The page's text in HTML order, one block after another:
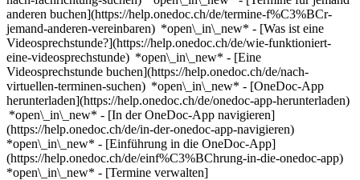
anderen buchen](https://help.onedoc.ch/de/termine-f%C3%BCr-
jemand-anderen-vereinbaren) *open\_in\_new* - [Was ist eine
Videosprechstunde?](https://help.onedoc.ch/de/wie-funktioniert-
eine-videosprechstunde) *open\_in\_new* - [Eine
Videosprechstunde buchen](https://help.onedoc.ch/de/nach-
virtuellen-terminen-suchen) *open\_in\_new* - [OneDoc-App
herunterladen](https://help.onedoc.ch/de/onedoc-app-herunterladen)
*open\_in\_new* - [In der OneDoc-App navigieren]
(https://help.onedoc.ch/de/in-der-onedoc-app-navigieren)
*open\_in\_new* - [Einführung in die OneDoc-App]
(https://help.onedoc.ch/de/einf%C3%BChrung-in-die-onedoc-app)
*open\_in\_new* - [Termine verwalten](https://help.onedoc.ch/de/termine-verwalten) *open\_in\_new* - [Termine absagen](https://help.onedoc.ch/de/online-gebuchte-termine-absagen) *open\_in\_new* - [Ich erhalte keine Terminbestätigung](https://help.onedoc.ch/de/ich-erhalte-keine-terminbest%C3%A4tigung) *open\_in\_new* [Alle unsere Artikel anzeigen *open\_in\_new*](https://help.onedoc.ch/de/) close ## Ihre Suche bearbeiten ![Haus mit Pluszeichen, das anzeigt, dass eine Konsultation vor Ort möglich ist](https://www.onedoc.ch/assets/images/icons/on-site.svg) Vor Ort ![Kamera mit Play-Symbol, die anzeigt, dass eine Konsultation per Video aus der Ferne möglich ist](https://www.onedoc.ch/assets/images/icons/remote.svg) Virtuell Suche #### Fachrichtung #### Gesundheitsfachperson #### Einrichtung edit Reflexologietherapeut in Zürich tune Filter Neue Patienten*keyboard\_arrow\_down* - Zugelassen*check\_circle* Gesprochene Sprachen*keyboard\_arrow\_down* - Arabisch*check\_circle* - Deutsch*check\_circle* - Englisch*check\_circle* - Französisch*check\_circle* - Italienisch*check\_circle* - Lettisch*check\_circle* - Niederländisch*check\_circle* - Polnisch*check\_circle* - Portugiesisch*check\_circle* - Russisch*check\_circle* - Rätoromanisch*check\_circle* - Serbisch*check\_circle* - Slowakisch*check\_circle* - Spanisch*check\_circle* - Tschechisch*check\_circle* - Ukrainisch*check\_circle* Geschlecht*keyboard\_arrow\_down* - Weiblich*check\_circle* - Männlich*check\_circle* Netzwerk*keyboard\_arrow\_down* - ASCA*check\_circle* - EMR*check\_circle* - NVS*check\_circle* - Medbase*check\_circle* Verfügbarkeit*keyboard\_arrow\_down* - Heute*check\_circle* - In den nächsten 3 Tagen*check\_circle* - In den nächsten 7 Tagen*check\_circle* - In den nächsten 14 Tagen*check\_circle* # Reflexologietherapeut in Zürich: Buchen Sie heute Ihren Termin online ## 50 Ergebnisse in Zürich [![Herr Chiron Binder, WAM/TEN Naturheilpraktiker in Zürich](https://assets.onedoc.ch/images/users/01038821f70767ab5237274f0020a1f145966b9a8b7f21c7fc43c9ec3351d07d-small.jpg "Herr Chiron Binder, WAM/TEN Naturheilpraktiker in Zürich")](https://www.onedoc.ch/de/wam-ten-naturheilpraktiker/zurich/pcp8h/chiron-binder) ### [Herr Chiron Binder](https://www.onedoc.ch/de/wam-ten-naturheilpraktiker/zurich/pcp8h/chiron-binder) ![Abzeichen, das ein verifiziertes Profil kennzeichnet](https://www.onedoc.ch/assets/images/icons/checkmark.svg) [WAM/TEN Naturheilpraktiker](https://www.onedoc.ch/de/wam-ten-naturheilpraktiker/zurich), Reflexologietherapeut [Zentrum für TEM / Praxisgemeinschaft Health Hub/ 3. Stock](https://www.onedoc.ch/de/praxis-fur-alternative-medizin/zurich/e9r0/zentrum-fur-tem-praxisgemeinschaft-health-hub-3-stock) Militärstrasse 90 8004 Zürich ![Herr Chiron Binder ist bei EMR angeschlossen](https://assets.onedoc.ch/images/networks/logos/a202aabd14cdddb5ff03205af2481fb805645ff903773c55a6c572d22f23762e-small.png)![Herr Chiron Binder ist bei NVS angeschlossen](https://assets.onedoc.ch/images/networks/logos/9a2241fd4e36c4b6fa68d6b2b5a7d8e03f1311a3e91f86936a143e15035d5cb6-small.png) ![Patient mit Pluszeichen, der anzeigt, dass neue Patienten angenommen werden](https://www.onedoc.ch/assets/images/icons/new-patients.svg)Akzeptiert neue Patienten [Termin buchen](https://www.onedoc.ch/de/wam-ten-naturheilpraktiker/zurich/pcp8h/chiron-binder) *chevron\_left* Di. 04 Aug. *chevron\_right* Mehr Termine anzeigen *error\_outline* Beim Laden der Verfügbarkeiten ist ein Fehler aufgetreten [Erneut versuchen](https://www.onedoc.ch) [![Frau Cristiane Cardoso Schneider, WAM Ernährungstherapeutin in Zürich](https://assets.onedoc.ch/images/users/280cc5f5f64bbf08fe36497eda4bd9c47c96ee151daf2777837c53588fb2a9c2-small.jpg "Frau Cristiane Cardoso Schneider, WAM Ernährungstherapeutin in Zürich")](https://www.onedoc.ch/de/wam-ernahrungstherapeutin/zurich/pchuc/cristiane-cardoso-schneider) ### [Frau Cristiane Cardoso Schneider](https://www.onedoc.ch/de/wam-ernahrungstherapeutin/zurich/pchuc/cristiane-cardoso-schneider) ![Abzeichen, das ein verifiziertes Profil kennzeichnet](https://www.onedoc.ch/assets/images/icons/checkmark.svg) [WAM Ernährungstherapeutin](https://www.onedoc.ch/de/wam-ernahrungstherapeut/zurich), Reflexologietherapeutin [Ernährungsberatung & Naturheilkunde Online](https://www.onedoc.ch/de/praxis-fur-alternative-medizin/zurich/e5me/ernahrungsberatung-naturheilkunde-online) Forchstrasse 8b 8008 Zürich ![Frau Cristiane Cardoso Schneider ist bei ASCA angeschlossen](https://assets.onedoc.ch/images/networks/logos/496d325fd4282f2f0a46197dd629fd16fcd2d324839e441a2a65aaa74df08a15-small.png)![Frau Cristiane Cardoso Schneider ist bei EMR angeschlossen](https://assets.onedoc.ch/images/networks/logos/a202aabd14cdddb5ff03205af2481fb805645ff903773c55a6c572d22f23762e-small.png)![Frau Cristiane Cardoso Schneider ist bei NVS angeschlossen](https://assets.onedoc.ch/images/networks/logos/9a2241fd4e36c4b6fa68d6b2b5a7d8e03f1311a3e91f86936a143e15035d5cb6-small.png) ![Kamera mit Play-Symbol, die anzeigt, dass die Fachperson Videosprechstunden anbietet](https://www.onedoc.ch/assets/images/icons/video-consultations.svg)Videosprechstunde verfügbar ![Patient mit Pluszeichen, der anzeigt, dass neue Patienten angenommen werden](https://www.onedoc.ch/assets/images/icons/new-patients.svg)Akzeptiert neue Patienten [Termin buchen](https://www.onedoc.ch/de/wam-ernahrungstherapeutin/zurich/pchuc/cristiane-cardoso-schneider) Expertisen:[Diabetes](https://www.onedoc.ch/de/diabetes/zurich), [Essstörungen](https://www.onedoc.ch/de/essstorungen/zurich), [Kopfschmerzen und Migräne](https://www.onedoc.ch/de/kopfschmerzen-und-migrane/zurich), [Burnout](https://www.onedoc.ch/de/burnout/zurich), [Eheberatung | Familienberatung](https://www.onedoc.ch/de/eheberatung-familienberatung/zurich), [Dermapen Behandlung](https://www.onedoc.ch/de/dermapen-behandlung/zurich), [Anti-Falten-Behandlung](https://www.onedoc.ch/de/anti-falten-behandlung/zurich), [Microneedling](https://www.onedoc.ch/de/microneedling/zurich), [Radiofrequenz](https://www.onedoc.ch/de/radiofrequenz/zurich), [Hydrafaciale Behandlung](https://www.onedoc.ch/de/hydrafaciale-behandlung/zurich), [Behandlung von Pigmentflecken](https://www.onedoc.ch/de/behandlung-von-pigmentflecken/zurich), [Peeling](https://www.onedoc.ch/de/peeling/zurich), [Photomodulation | LED Lichttherapie](https://www.onedoc.ch/de/photomodulation-led-lichttherapie/zurich), [Behandlung von Narben](https://www.onedoc.ch/de/behandlung-von-narben/zurich), [Microdermabrasion](https://www.onedoc.ch/de/microdermabrasion/zurich), [Kryolipolyse](https://www.onedoc.ch/de/kryolipolyse/zurich), [Laser Haarentfernung](https://www.onedoc.ch/de/laser-haarentfernung/zurich)Mehr anzeigen *chevron\_left* Di. 04 Aug. *chevron\_right* Mehr Termine anzeigen *error\_outline* Beim Laden der Verfügbarkeiten ist ein Fehler aufgetreten [Erneut versuchen](https://www.onedoc.ch) Expertisen:[Diabetes](https://www.onedoc.ch/de/diabetes/zurich), [Essstörungen](https://www.onedoc.ch/de/essstorungen/zurich), [Kopfschmerzen und Migräne](https://www.onedoc.ch/de/kopfschmerzen-und-migrane/zurich), [Burnout](https://www.onedoc.ch/de/burnout/zurich), [Eheberatung | Familienberatung](https://www.onedoc.ch/de/eheberatung-familienberatung/zurich), [Dermapen Behandlung](https://www.onedoc.ch/de/dermapen-behandlung/zurich), [Anti-Falten-Behandlung](https://www.onedoc.ch/de/anti-falten-behandlung/zurich), [Microneedling](https://www.onedoc.ch/de/microneedling/zurich), [Radiofrequenz](https://www.onedoc.ch/de/radiofrequenz/zurich), [Hydrafaciale Behandlung](https://www.onedoc.ch/de/hydrafaciale-behandlung/zurich), [Behandlung von Pigmentflecken](https://www.onedoc.ch/de/behandlung-von-pigmentflecken/zurich), [Peeling](https://www.onedoc.ch/de/peeling/zurich), [Photomodulation | LED Lichttherapie](https://www.onedoc.ch/de/photomodulation-led-lichttherapie/zurich), [Behandlung von Narben](https://www.onedoc.ch/de/behandlung-von-narben/zurich), [Microdermabrasion](https://www.onedoc.ch/de/microdermabrasion/zurich), [Kryolipolyse](https://www.onedoc.ch/de/kryolipolyse/zurich), [Laser Haarentfernung](https://www.onedoc.ch/de/laser-haarentfernung/zurich)Mehr anzeigen [![Herr David Holis, Masseur (klassische Massage) in Zürich](https://assets.onedoc.ch/images/users/e1aeebccb11ef2b3b8f0f89c543f49dbb752779683b5f3d19246c5ef582fc1f3-small.png "Herr David Holis, Masseur (klassische Massage) in Zürich")](https://www.onedoc.ch/de/masseur-klassische-massage/zurich/pcwgh/david-holis) ### [Herr David Holis](https://www.onedoc.ch/de/masseur-klassische-massage/zurich/pcwgh/david-holis) ![Abzeichen, das ein verifiziertes Profil kennzeichnet](https://www.onedoc.ch/assets/images/icons/checkmark.svg) [Masseur (klassische Massage)](https://www.onedoc.ch/de/masseur-klassische-massage/zurich), Reflexologietherapeut [Holis Massage](https://www.onedoc.ch/de/praxis-fur-alternative-medizin/zurich/ebcmc/holis-massage) Seidengasse 18 8001 Zürich ![Herr David Holis ist bei EMR angeschlossen](https://assets.onedoc.ch/images/networks/logos/a202aabd14cdddb5ff03205af2481fb805645ff903773c55a6c572d22f23762e-small.png) ![Patient mit Pluszeichen, der anzeigt, dass neue Patienten angenommen werden](https://www.onedoc.ch/assets/images/icons/new-patients.svg)Akzeptiert neue Patienten [Termin buchen](https://www.onedoc.ch/de/masseur-klassische-massage/zurich/pcwgh/david-holis) *chevron\_left* Di. 04 Aug. *chevron\_right* Mehr Termine anzeigen *error\_outline* Beim Laden der Verfügbarkeiten ist ein Fehler aufgetreten [Erneut versuchen](https://www.onedoc.ch) [![Herr Mario Terrieri, Medizinischer Masseur (Massage) in Zürich](https://assets.onedoc.ch/images/users/ba5af46cc3036edf7be9cb9578828ffe015f81819fea5ff32282fb6db8ce6ed8-small.jpg "Herr Mario Terrieri, Medizinischer Masseur (Massage) in Zürich")](https://www.onedoc.ch/de/medizinischer-masseur-massage/zurich/pctbq/mario-terrieri) ### [Herr Ma